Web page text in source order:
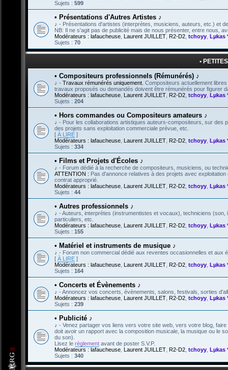
Sujets : 599
• Présentations d'Autres Artistes ♪
♪ - Présentations d'artistes (interprètes, musiciens, auteurs, etc.) et
NB: Il ne s'agit pas de publicité mais de nous présenter, entre nous,
Modérateurs : lafaucheuse Laurent JUILLET R2-D2 tchoyy Lµkas
Sujets : 70
•
• Compositeurs professionnels (Rémunérés) ♪
♪ - Travaux rémunérés uniquement. Compositeurs actuellement
travaux proposés ou demandés doivent être rémunérés pour figurer
Modérateurs : lafaucheuse Laurent JUILLET R2-D2 tchoyy Lµkas
Sujets : 204
• Hors commandes ou Compositeurs amateurs ♪
♪ - Pour les collaborations artistiques auteurs-compositeurs, sur
des projets sans exploitation commerciale prévue, etc.
[ À LIRE ]
Modérateurs : lafaucheuse Laurent JUILLET R2-D2 tchoyy Lµkas
Sujets : 334
• Films et Projets d'Écoles ♪
♪ - Forum dédié à la recherche de compositeurs, musiciens, ou
ATTENTION : Pas d'annonce relatives à des projets avec
contrat approprié.
Modérateurs : lafaucheuse Laurent JUILLET R2-D2 tchoyy Lµkas
Sujets : 44
• Autres professionnels ♪
♪ - Auteurs, interprètes (instrumentistes et vocaux), techniciens
particuliers, etc.
Modérateurs : lafaucheuse Laurent JUILLET R2-D2 tchoyy Lµkas
Sujets : 155
• Matériel et instruments de musique ♪
♪ - Forum non commercial dédié aux reventes occasionnelles et
[ À LIRE ]
Modérateurs : lafaucheuse Laurent JUILLET R2-D2 tchoyy Lµkas
Sujets : 164
• Concerts et Évènements ♪
♪ - Annoncez vos concerts, évènements, salons, festivals, sorties
Modérateurs : lafaucheuse Laurent JUILLET R2-D2 tchoyy Lµkas
Sujets : 239
• Publicité ♪
♪ - Venez partager vos liens vers votre site web, vers votre blog,
doit avoir un rapport avec la composition musicale, la musique ou le
du son).
Lisez le règlement avant de poster S.V.P.
Modérateurs : lafaucheuse Laurent JUILLET R2-D2 tchoyy Lµkas
Sujets : 340